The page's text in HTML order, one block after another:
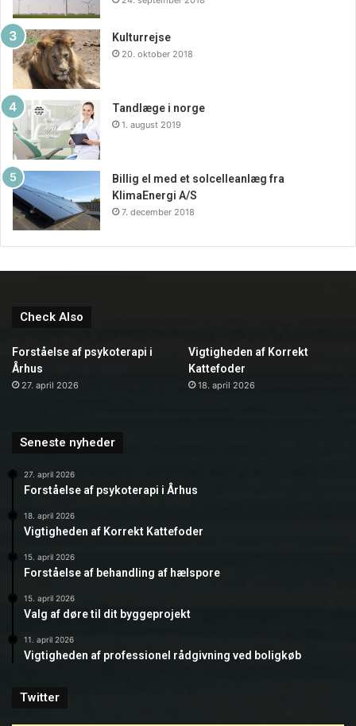
Kulturrejse
20. oktober 2018
Tandlæge i norge
1. august 2019
Billig el med et solcelleanlæg fra
KlimaEnergi A/S
7. december 2018
Check Also
Forståelse af psykoterapi i
Århus
27. april 2026
Vigtigheden af Korrekt
Kattefoder
18. april 2026
Seneste nyheder
27. april 2026
Forståelse af psykoterapi i Århus
18. april 2026
Vigtigheden af Korrekt Kattefoder
15. april 2026
Forståelse af behandling af hælspore
15. april 2026
Valg af døre til dit byggeprojekt
11. april 2026
Vigtigheden af professionel rådgivning ved boligkøb
Twitter